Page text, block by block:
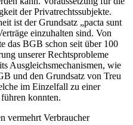
der Privatrechtssubjekte.
ist der Grundsatz „pacta sunt
einzuhalten sind. Von
das BGB schon seit über 100
unserer Rechtsprobleme
Ausgleichsmechanismen, wie
und den Grundsatz von Treu
im Einzelfall zu einer
konnten.
vermehrt Verbraucher